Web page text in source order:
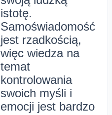
istotę.
Samoświadomość
jest rzadkością,
więc wiedza na
temat
kontrolowania
swoich myśli i
emocji jest bardzo